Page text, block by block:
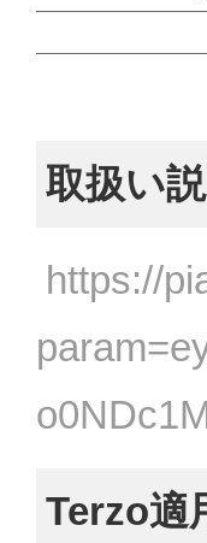
取扱い
https://
Terzo適